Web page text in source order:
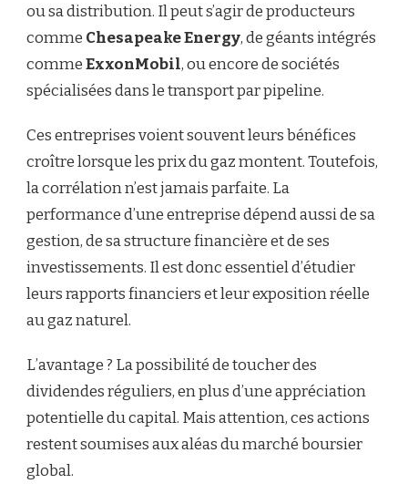
ou sa distribution. Il peut s’agir de producteurs
comme Chesapeake Energy, de géants intégrés
commeExxonMobil, ou encore de sociétés
spécialisées dans le transport par pipeline.
Ces entreprises voient souvent leurs bénéfices
croître lorsque les prix du gaz montent. Toutefois,
la corrélation n’est jamais parfaite. La
performance d’une entreprise dépend aussi de sa
gestion, de sa structure financière et de ses
investissements. Il est donc essentiel d’étudier
leurs rapports financiers et leur exposition réelle
au gaz naturel.
L’avantage ? La possibilité de toucher des
dividendes réguliers, en plus d’une appréciation
potentielle du capital. Mais attention, ces actions
restent soumises aux aléas du marché boursier
global.